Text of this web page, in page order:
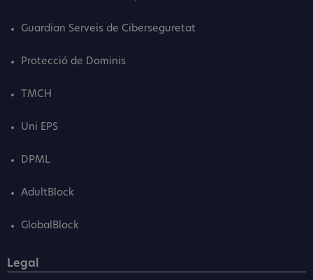
Guardian Serveis de Ciberseguretat
Protecció de Dominis
TMCH
Uni EPS
DPML
AdultBlock
GlobalBlock
Legal